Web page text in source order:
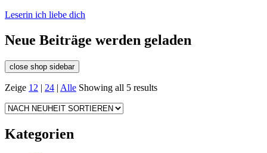
Leserin ich liebe dich
Neue Beiträge werden geladen
close shop sidebar
Zeige 12 | 24 | Alle Showing all 5 results
Kategorien